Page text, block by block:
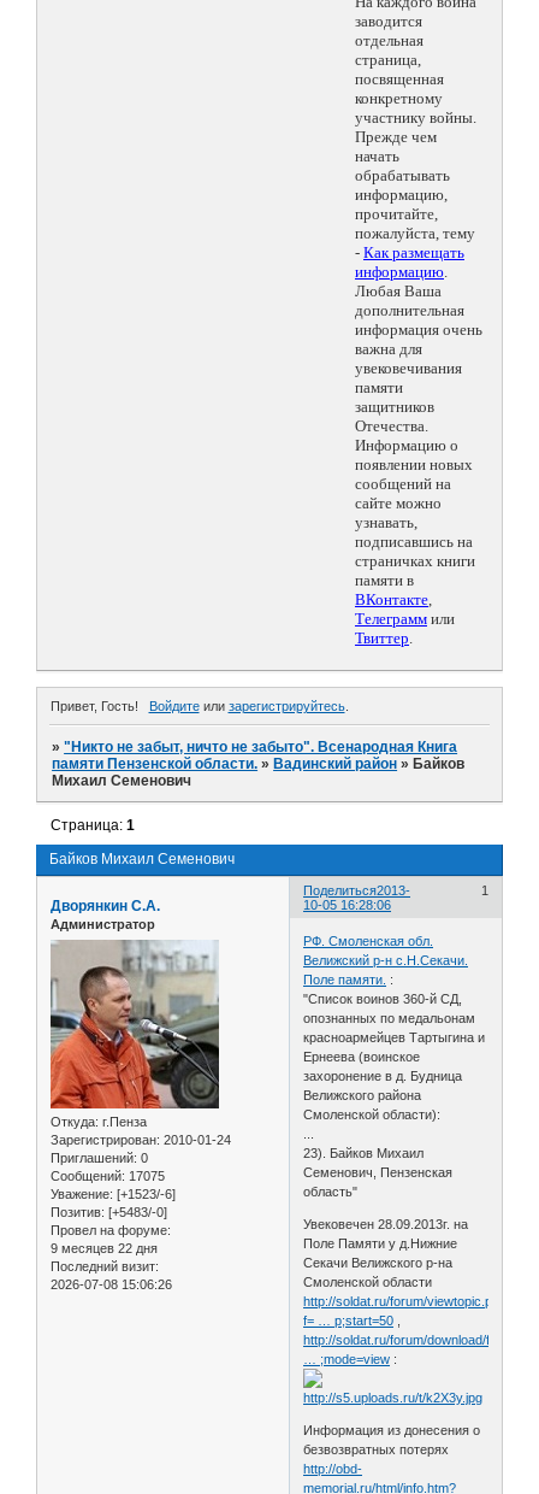
заводится
отдельная
страница,
посвященная
конкретному
участнику войны.
Прежде чем
начать
обрабатывать
информацию,
прочитайте,
пожалуйста, тему
- Как размещать
информацию.
Любая Ваша
дополнительная
информация очень
важна для
увековечивания
памяти
защитников
Отечества.
Информацию о
появлении новых
сообщений на
сайте можно
узнавать,
подписавшись на
страничках книги
памяти в
ВКонтакте,
Телеграмм или
Твиттер.
Привет, Гость! Войдитеили зарегистрируйтесь.
»"Никто не забыт, ничто не забыто". Всенародная Книга
памяти Пензенской области. » Вадинский район » Байков
Михаил Семенович
Байков Михаил Семенович
Страница:1
Поделиться 1
2013-
10-05 16:28:06
Дворянкин С.А.
Администратор
Откуда: г.Пенза
Зарегистрирован: 2010-01-24
Приглашений: 0
Сообщений: 17075
Уважение: [+1523/-6]
Позитив: [+5483/-0]
Провел на форуме:
9 месяцев 22 дня
Последний визит:
2026-07-08 15:06:26
РФ. Смоленская обл.
Велижский р-н с.Н.Секачи.
Поле памяти. :
"Список воинов 360-й СД,
опознанных по медальонам
красноармейцев Тартыгина и
Ернеева (воинское
захоронение в д. Будница
Велижского района
Смоленской области):
23). Байков Михаил
Семенович, Пензенская
область"
Увековечен 28.09.2013г. на
Поле Памяти у д.Нижние
Секачи Велижского р-на
Смоленской области
http://soldat.ru/forum/viewtopic.php?
f= … p;start=50
http://soldat.ru/forum/download/file.ph
… ;mode=view :
Информация из донесения о
безвозвратных потерях
http://obd-
memorial.ru/html/info.htm?